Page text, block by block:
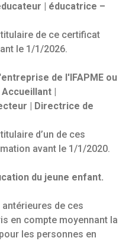
| éducatrice –
titulaire de ce certificat
le 1/1/2026.
de l'IFAPME ou
|
| Directrice de
d’un de ces
avant le 1/1/2020.
du jeune enfant.
de ces
en compte moyennant la
les personnes en